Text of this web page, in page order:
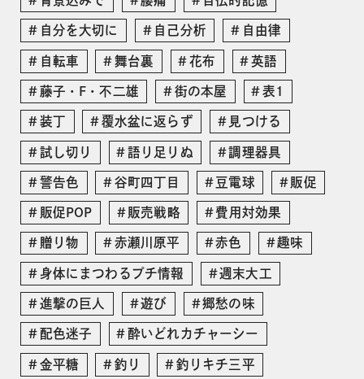
自分を大切に 自己分析 自由律
自転車 舞台裏 花布 英語
藤子・F・不二雄 街の本屋 表1
装丁 覆水盆に返らず 見つける
試し切り 語り足りぬ 調理器具
警告色 谷町四丁目 豆電球 販促
販促POP 販売戦略 費用対効果
贈り物 赤瀬川原平 赤色 趣味
身体にまつわるプチ情報 週末大工
進撃の巨人 遊び 郷愁の味
配色迷子 酔いどれカチャーシー
金平糖 釣り 釣りキチ三平